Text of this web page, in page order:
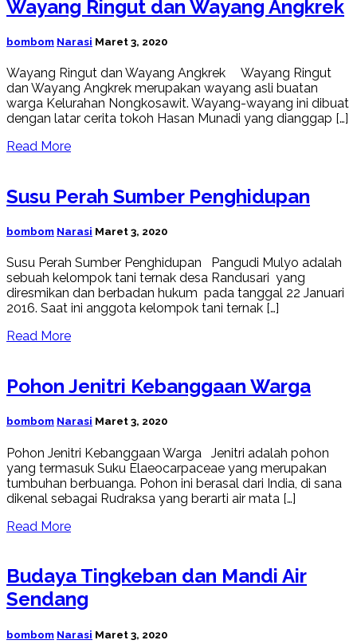
Wayang Ringut dan Wayang Angkrek
bombom Narasi Maret 3, 2020
Wayang Ringut dan Wayang Angkrek Wayang Ringut
dan Wayang Angkrek merupakan wayang asli buatan
warga Kelurahan Nongkosawit. Wayang-wayang ini dibuat
dengan latar cerita tokoh Hasan Munadi yang dianggap […]
Read More
Susu Perah Sumber Penghidupan
bombom Narasi Maret 3, 2020
Susu Perah Sumber Penghidupan Pangudi Mulyo adalah
sebuah kelompok tani ternak desa Randusari yang
diresmikan dan berbadan hukum pada tanggal 22 Januari
2016. Saat ini anggota kelompok tani ternak […]
Read More
Pohon Jenitri Kebanggaan Warga
bombom Narasi Maret 3, 2020
Pohon Jenitri Kebanggaan Warga Jenitri adalah pohon
yang termasuk Suku Elaeocarpaceae yang merupakan
tumbuhan berbuanga. Pohon ini berasal dari India, di sana
dikenal sebagai Rudraksa yang berarti air mata […]
Read More
Budaya Tingkeban dan Mandi Air
Sendang
bombom Narasi Maret 3, 2020